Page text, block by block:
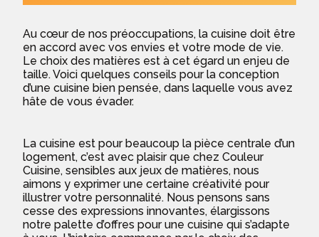
Au cœur de nos préoccupations, la cuisine doit être
en accord avec vos envies et votre mode de vie.
Le choix des matières est à cet égard un enjeu de
taille. Voici quelques conseils pour la conception
d’une cuisine bien pensée, dans laquelle vous avez
hâte de vous évader.
La cuisine est pour beaucoup la pièce centrale d’un
logement, c’est avec plaisir que chez Couleur
Cuisine, sensibles aux jeux de matières, nous
aimons y exprimer une certaine créativité pour
illustrer votre personnalité. Nous pensons sans
cesse des expressions innovantes, élargissons
notre palette d’offres pour une cuisine qui s’adapte